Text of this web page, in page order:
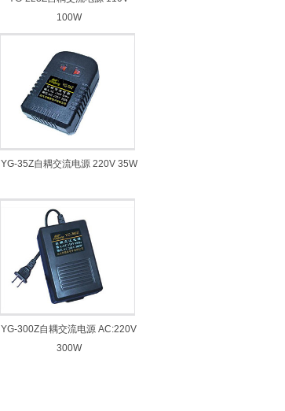
100W
YG-35Z自耦交流电源 220V 35W
YG-300Z自耦交流电源 AC:220V
300W